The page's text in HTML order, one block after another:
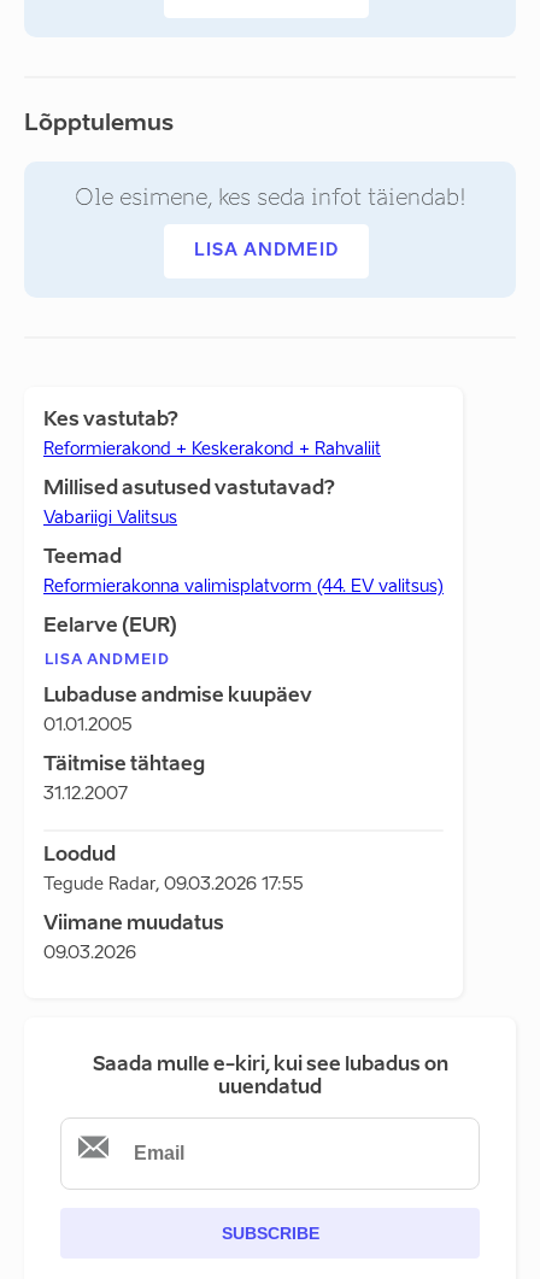
Lõpptulemus
Ole esimene, kes seda infot täiendab!
LISA ANDMEID
Kes vastutab?
Reformierakond + Keskerakond + Rahvaliit
Millised asutused vastutavad?
Vabariigi Valitsus
Teemad
Reformierakonna valimisplatvorm (44. EV valitsus)
Eelarve (EUR)
LISA ANDMEID
Lubaduse andmise kuupäev
01.01.2005
Täitmise tähtaeg
31.12.2007
Loodud
Tegude Radar, 09.03.2026 17:55
Viimane muudatus
09.03.2026
Saada mulle e-kiri, kui see lubadus on
uuendatud
SUBSCRIBE